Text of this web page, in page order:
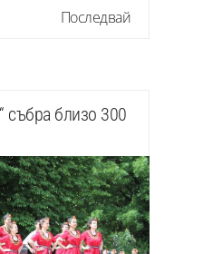
Последвай
събра близо 300